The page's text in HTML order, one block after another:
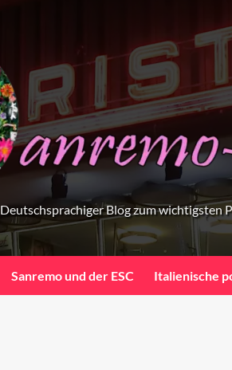
Deutschsprachiger Blog zum wichtigsten
Sanremo und der ESC Italienische